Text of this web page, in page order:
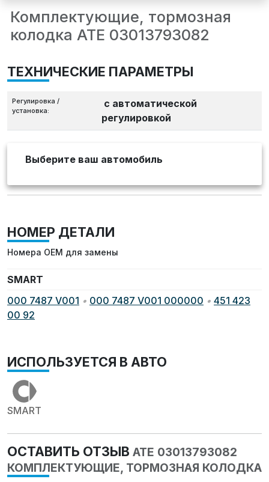
Комплектующие, тормозная
колодка ATE 03013793082
ТЕХНИЧЕСКИЕ ПАРАМЕТРЫ
Регулировка /
установка:
с автоматической
регулировкой
Выберите ваш автомобиль
НОМЕР ДЕТАЛИ
Номера OEM для замены
SMART
000 7487 V001 • 000 7487 V001 000000 • 451 423
00 92
ИСПОЛЬЗУЕТСЯ В АВТО
SMART
ОСТАВИТЬ ОТЗЫВ ATE 03013793082
КОМПЛЕКТУЮЩИЕ, ТОРМОЗНАЯ КОЛОДКА